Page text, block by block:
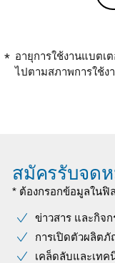
อายุการใช้งานแบตเ
ไปตามสภาพการใช้ง
สมัครรับจด
* ต้องกรอกข้อมูลในฟิ
ข่าวสาร และกิจก
การเปิดตัวผลิต
เคล็ดลับและเทค